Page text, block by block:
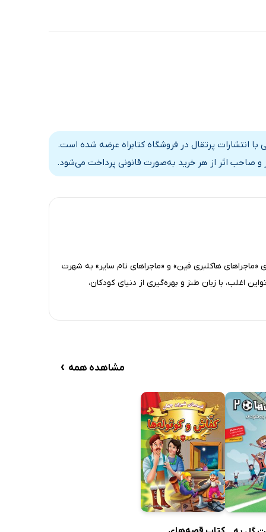
انتشارات پرتقال در فروشگاه کتابراه عرضه شده است.
و صاحب اثر از هر خرید به‌صورت قانونی پرداخت می‌شود.
«ماجراهای هاکلبری فین» و «ماجراهای تام سایر» به شهرت
اغلب، با زبان طنز و بهره‌گیری از دنیای کودکان،
مشاهده همه ›